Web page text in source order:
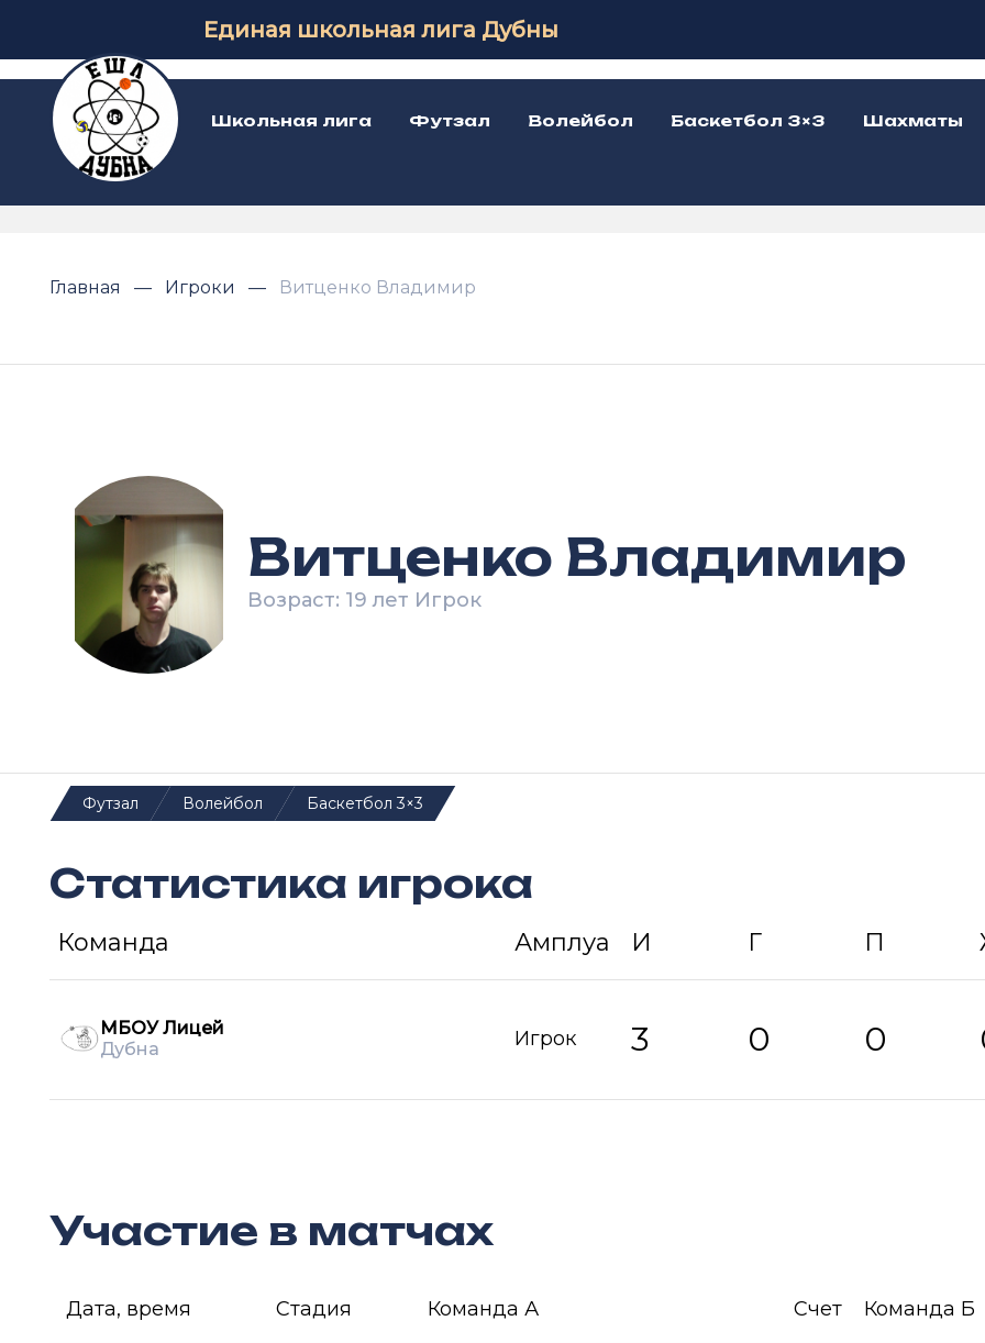
Единая школьная лига Дубны
Школьная лига Футзал Волейбол Баскетбол 3×3 Шахматы
Главная Игроки Витценко Владимир
Витценко Владимир
Возраст: 19 лет Игрок
Футзал Волейбол Баскетбол 3×3
Статистика игрока
Команда Амплуа И Г П
МБОУ Лицей
Дубна
Игрок 3 0 0
Участие в матчах
Дата, время Стадия Команда А Счет Команда Б